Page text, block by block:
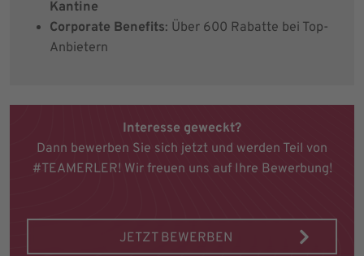
Kantine
Corporate Benefits: Über 600 Rabatte bei Top-
Anbietern
Interesse geweckt?
Dann bewerben Sie sich jetzt und werden Teil von
#TEAMERLER! Wir freuen uns auf Ihre Bewerbung!
JETZT BEWERBEN